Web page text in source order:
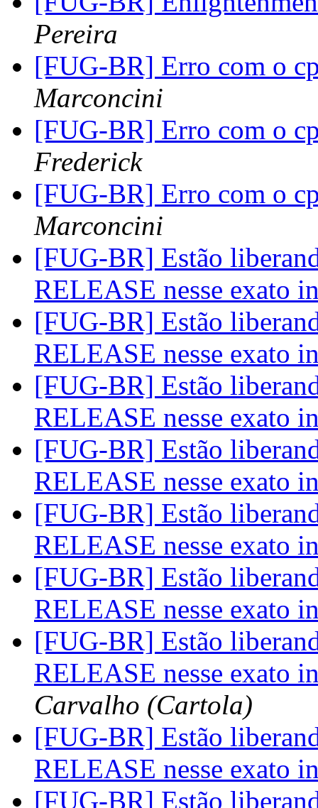
Pereira
[FUG-BR] Erro com o
Marconcini
[FUG-BR] Erro com o
Frederick
[FUG-BR] Erro com o
Marconcini
[FUG-BR] Estão
RELEASE nesse exato
[FUG-BR] Estão
RELEASE nesse exato
[FUG-BR] Estão
RELEASE nesse exato
[FUG-BR] Estão
RELEASE nesse exato
[FUG-BR] Estão
RELEASE nesse exato
[FUG-BR] Estão
RELEASE nesse exato
[FUG-BR] Estão
RELEASE nesse exato
Carvalho (Cartola)
[FUG-BR] Estão
RELEASE nesse exato
[FUG-BR] Estão